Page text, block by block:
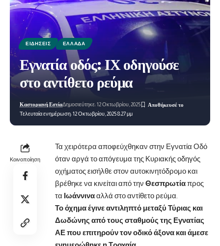
ΕΙΔΉΣΕΙΣ ΕΛΛΆΔΑ
Εγνατία οδός: ΙΧ οδηγούσε
στο αντίθετο ρεύμα
Τελευταία ενημέρωση: 12 Οκτωβρίου, 2025 8:27 μμ
Καστοριανή ΕστίαΔημοσιεύτηκε: 12 Οκτωβρίου, 2025
Κοινοποίηση
Τα χειρότερα αποφεύχθηκαν στην Εγνατία Οδό
όταν αργά το απόγευμα της Κυριακής οδηγός
οχήματος εισήλθε στον αυτοκινητόδρομο και
βρέθηκε να κινείται απότην Θεσπρωτίαπρος
τα Ιωάννινααλλά στο αντίθετο ρεύμα.
Το όχημα έγινε αντιληπτό μεταξύ Τύριας και
Δωδώνης από τους σταθμούς της Εγνατίας
ΑΕ που επιτηρούν τον οδικό άξονα και άμεσε